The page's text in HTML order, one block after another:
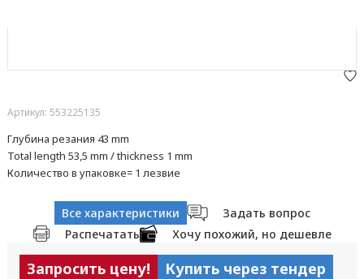
Артикул: 553225135
Глубина резания 43 mm
Total length 53,5 mm / thickness 1 mm
Количество в упаковке= 1 лезвие
Все характеристики
Задать вопрос
Распечатать
Хочу похожий, но дешевле
Запросить цену!
Купить через тендер